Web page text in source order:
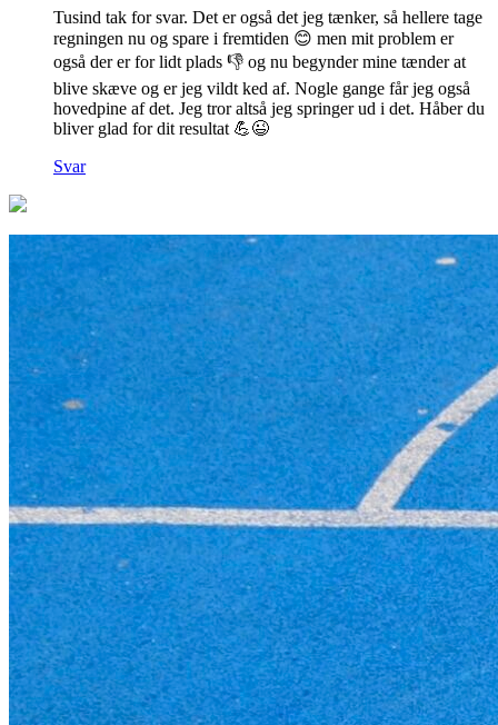
Tusind tak for svar. Det er også det jeg tænker, så hellere tage
regningen nu og spare i fremtiden 😊 men mit problem er
også der er for lidt plads 👎 og nu begynder mine tænder at
blive skæve og er jeg vildt ked af. Nogle gange får jeg også
hovedpine af det. Jeg tror altså jeg springer ud i det. Håber du
bliver glad for dit resultat 💪😉
Svar